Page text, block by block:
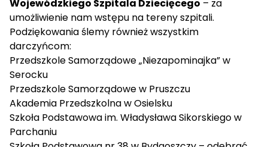
Wojewódzkiego Szpitala Dziecięcego – za
umożliwienie nam wstępu na tereny szpitali.
Podziękowania ślemy również wszystkim
darczyńcom:
Przedszkole Samorządowe „Niezapominajka” w
Serocku
Przedszkole Samorządowe w Pruszczu
Akademia Przedszkolna w Osielsku
Szkoła Podstawowa im. Władysława Sikorskiego w
Parchaniu